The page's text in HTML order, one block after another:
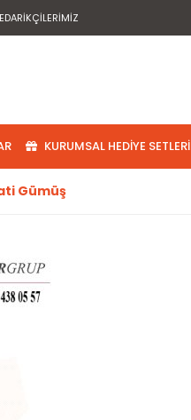
KURUMSAL HEDIYE SETLERI
Gümüş